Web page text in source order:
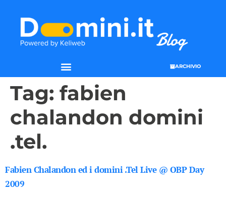
ARCHIVIO
Tag: fabien
chalandon domini
.tel.
Fabien Chalandon ed i domini .Tel Live @ OBP Day
2009